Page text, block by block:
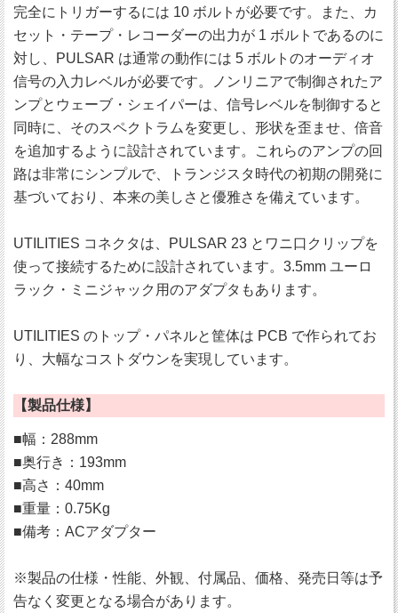
完全にトリガーするには 10 ボルトが必要です。また、カ
セット・テープ・レコーダーの出力が 1 ボルトであるのに
対し、PULSAR は通常の動作には 5 ボルトのオーディオ
信号の入力レベルが必要です。ノンリニアで制御されたア
ンプとウェーブ・シェイパーは、信号レベルを制御すると
同時に、そのスペクトラムを変更し、形状を歪ませ、倍音
を追加するように設計されています。これらのアンプの回
路は非常にシンプルで、トランジスタ時代の初期の開発に
基づいており、本来の美しさと優雅さを備えています。
UTILITIES コネクタは、PULSAR 23 とワニ口クリップを
使って接続するために設計されています。3.5mm ユーロ
ラック・ミニジャック用のアダプタもあります。
UTILITIES のトップ・パネルと筐体は PCB で作られてお
り、大幅なコストダウンを実現しています。
【製品仕様】
■幅：288mm
■奥行き：193mm
■高さ：40mm
■重量：0.75Kg
■備考：ACアダプター
※製品の仕様・性能、外観、付属品、価格、発売日等は予
告なく変更となる場合があります。